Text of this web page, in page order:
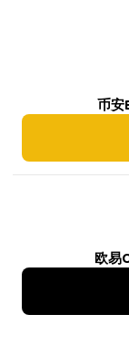
币安
欧易